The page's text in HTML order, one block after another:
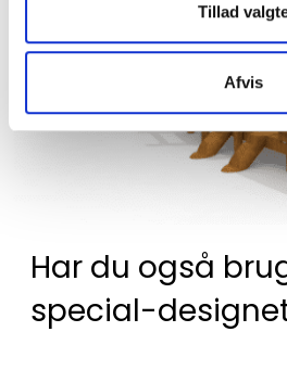
Tillad
Afvis
Har du også
special-